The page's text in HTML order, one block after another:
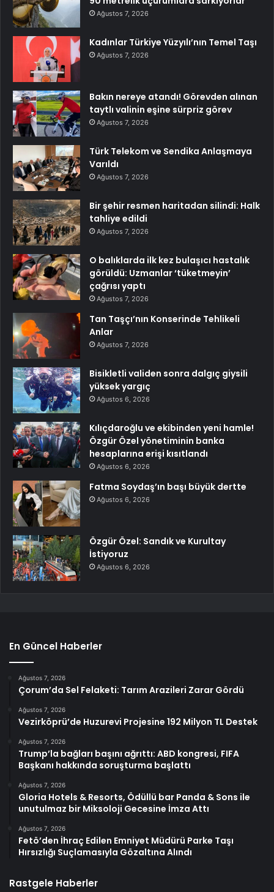
Ağustos 7, 2026
Kadınlar Türkiye Yüzyılı’nın Temel Taşı
Ağustos 7, 2026
Bakın nereye atandı! Görevden alınan
taytlı valinin eşine sürpriz görev
Ağustos 7, 2026
Türk Telekom ve Sendika Anlaşmaya
Varıldı
Ağustos 7, 2026
Bir şehir resmen haritadan silindi: Halk
tahliye edildi
Ağustos 7, 2026
O balıklarda ilk kez bulaşıcı hastalık
görüldü: Uzmanlar ‘tüketmeyin’
çağrısı yaptı
Ağustos 7, 2026
Tan Taşçı’nın Konserinde Tehlikeli
Anlar
Ağustos 7, 2026
Bisikletli validen sonra dalgıç giysili
yüksek yargıç
Ağustos 6, 2026
Kılıçdaroğlu ve ekibinden yeni hamle!
Özgür Özel yönetiminin banka
hesaplarına erişi kısıtlandı
Ağustos 6, 2026
Fatma Soydaş’ın başı büyük dertte
Ağustos 6, 2026
Özgür Özel: Sandık ve Kurultay
İstiyoruz
Ağustos 6, 2026
En Güncel Haberler
Ağustos 7, 2026
Çorum’da Sel Felaketi: Tarım Arazileri Zarar Gördü
Ağustos 7, 2026
Vezirköprü’de Huzurevi Projesine 192 Milyon TL Destek
Ağustos 7, 2026
Trump’la bağları başını ağrıttı: ABD kongresi, FIFA
Başkanı hakkında soruşturma başlattı
Ağustos 7, 2026
Gloria Hotels & Resorts, Ödüllü bar Panda & Sons ile
unutulmaz bir Miksoloji Gecesine İmza Attı
Ağustos 7, 2026
Fetö’den İhraç Edilen Emniyet Müdürü Parke Taşı
Hırsızlığı Suçlamasıyla Gözaltına Alındı
Rastgele Haberler